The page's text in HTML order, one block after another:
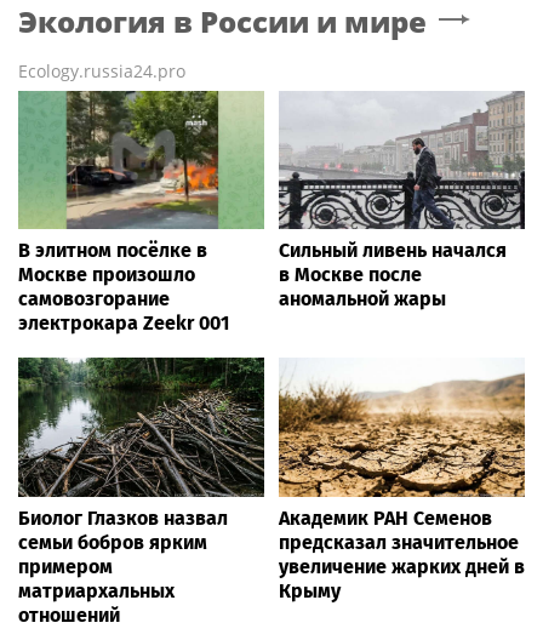
Экология в России и мире
Ecology.russia24.pro
В элитном посёлке в
Москве произошло
самовозгорание
электрокара Zeekr 001
Сильный ливень начался
в Москве после
аномальной жары
Биолог Глазков назвал
семьи бобров ярким
примером
матриархальных
отношений
Академик РАН Семенов
предсказал значительное
увеличение жарких дней в
Крыму